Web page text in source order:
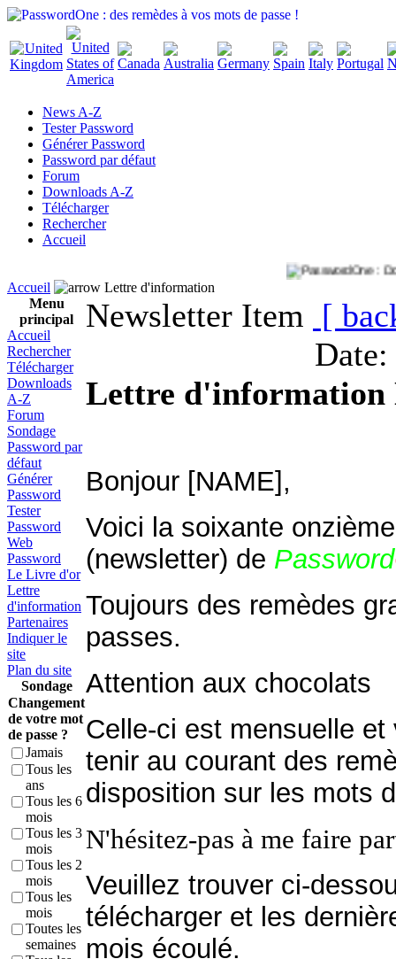
News A-Z
Tester Password
Générer Password
Password par défaut
Forum
Downloads A-Z
Télécharger
Rechercher
Accueil
Accueil
Lettre d'information
Menu
principal
Accueil
Rechercher
Télécharger
Downloads
A-Z
Forum
Sondage
Password par
défaut
Générer
Password
Tester
Password
Web
Password
Le Livre d'or
Lettre
d'information
Partenaires
Indiquer le
site
Plan du site
Sondage
Changement
de votre mot
de passe ?
Jamais
Tous les
ans
Tous les 6
mois
Tous les 3
mois
Tous les 2
mois
Tous les
mois
Toutes les
semaines
Newsletter Item [
Lettre d'information
Bonjour [NAME],
Voici la soixante onz
(newsletter) de Password
Toujours des remèdes
passes.
Attention aux chocolats
Celle-ci est mensuelle
tenir au courant des
disposition sur les mots
N'hésitez-pas à me faire
Veuillez trouver ci-
télécharger et les
mois écoulé.